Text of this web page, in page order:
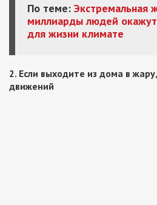
По теме: Экстремальная
миллиарды людей
для жизни климате
2. Если выходите из дома в
движений